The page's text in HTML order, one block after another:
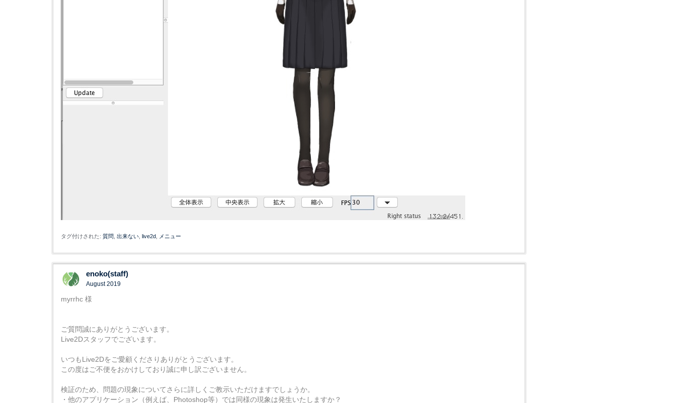
タグ付けされた: 質問 出来ない live2d メニュー
enoko(staff)
August 2019
myrrhc 様
ご質問誠にありがとうございます。
Live2Dスタッフでございます。
いつもLive2Dをご愛顧くださりありがとうございます。
この度はご不便をおかけしており誠に申し訳ございません。
検証のため、問題の現象についてさらに詳しくご教示いただけますでしょうか。
・他のアプリケーション（例えば、Photoshop等）では同様の現象は発生いたしますか？